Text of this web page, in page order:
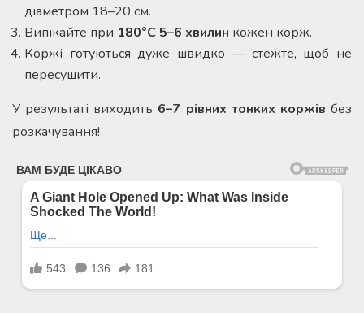
діаметром 18–20 см.
Випікайте при 180°C 5–6 хвилин кожен корж.
Коржі готуються дуже швидко — стежте, щоб не
пересушити.
У результаті виходить 6–7 рівних тонких коржів без
розкачування!